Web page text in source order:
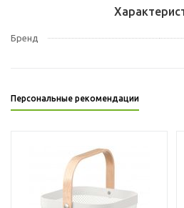
Бренд
Персональные рекомендации